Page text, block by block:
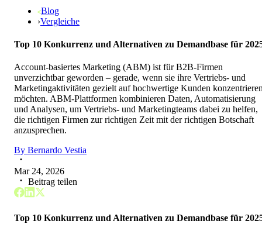
Blog
›Vergleiche
Top 10 Konkurrenz und Alternativen zu Demandbase für
Account-basiertes Marketing (ABM) ist für B2B-Firmen
unverzichtbar geworden – gerade, wenn sie ihre Vertriebs- und
Marketingaktivitäten gezielt auf hochwertige Kunden
möchten. ABM-Plattformen kombinieren Daten, Automatisierung
und Analysen, um Vertriebs- und Marketingteams dabei zu helfen,
die richtigen Firmen zur richtigen Zeit mit der richtigen Botschaft
anzusprechen.
By Bernardo Vestia
Mar 24, 2026
Beitrag teilen
Top 10 Konkurrenz und Alternativen zu Demandbase für